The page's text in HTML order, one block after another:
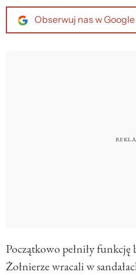
Obserwuj nas w Google
Początkowo pełniły
Żołnierze wracali w